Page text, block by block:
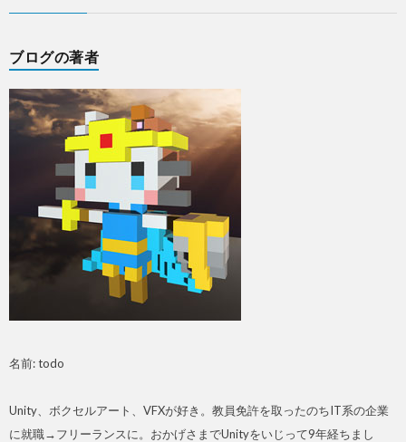
ブログの著者
名前: todo
Unity、ボクセルアート、VFXが好き。教員免許を取ったのちIT系の企業
に就職→フリーランスに。おかげさまでUnityをいじって9年経ちまし